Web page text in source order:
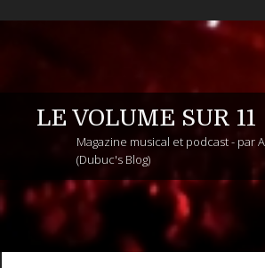
LE VOLUME SUR 11
Magazine musical et podcast - par
(Dubuc's Blog)